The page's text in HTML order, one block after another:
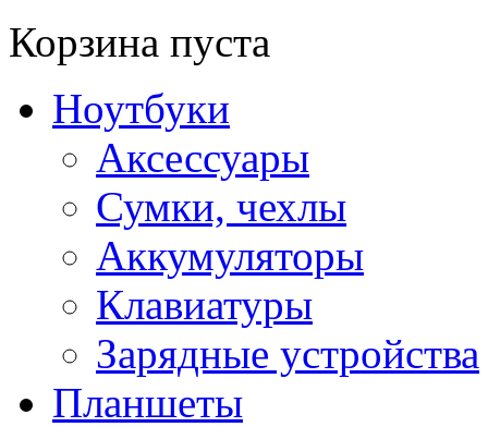
Корзина пуста
Ноутбуки
Аксессуары
Сумки, чехлы
Аккумуляторы
Клавиатуры
Зарядные устройства
Планшеты